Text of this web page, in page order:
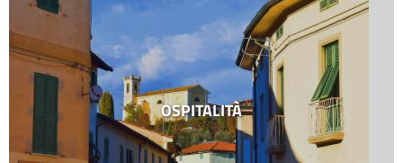
OSPITALITÀ